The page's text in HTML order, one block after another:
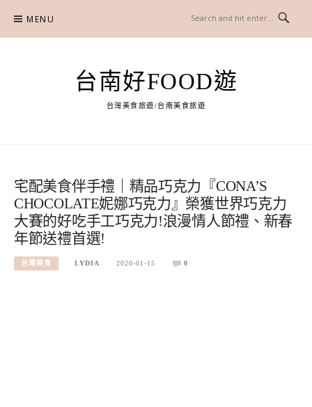
content
MENU
台南好FOOD遊
台灣美食旅遊/台南美食旅遊
宅配美食伴手禮｜精品巧克力『CONA’S
CHOCOLATE妮娜巧克力』榮獲世界巧克力
大賽的好吃手工巧克力!浪漫情人節禮、新春
年節送禮首選!
台灣美食 LYDIA 2020-01-15 0